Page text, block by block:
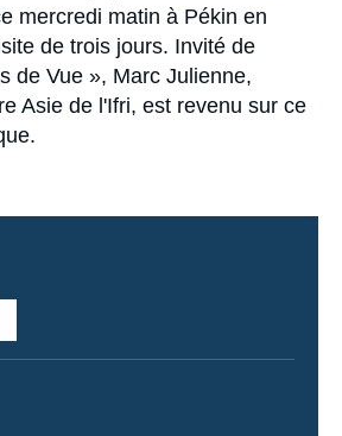
mercredi matin à Pékin en
de trois jours. Invité de
de Vue », Marc Julienne,
Asie de l'Ifri, est revenu sur ce